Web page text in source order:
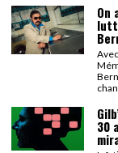
carte noire
On a parlé
Bernardino
moise et son
On a parlé
Bernardino
On
30